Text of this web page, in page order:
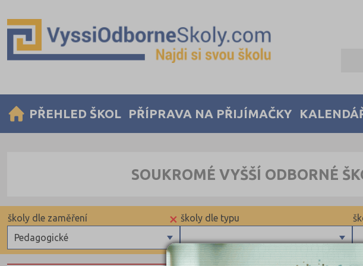
PŘEHLED ŠKOL PŘÍPRAVA NA PŘIJÍMAČKY
SOUKROMÉ VYŠŠÍ ODBORNÉ
školy dle typu
×
Pedagogické
školy dle zaměření